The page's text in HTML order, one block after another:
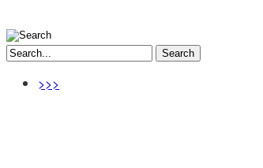
Search
>>>